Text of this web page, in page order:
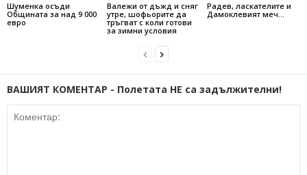
Шуменка осъди
Общината за над 9 000
евро
Валежи от дъжд и сняг
утре, шофьорите да
тръгват с коли готови
за зимни условия
Радев, ласкателите и
Дамоклевият меч…
ВАШИЯТ КОМЕНТАР - Полетата НЕ са задължителни!